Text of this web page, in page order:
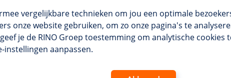
vergelijkbare technieken om jou een optimale
onze website gebruiken, om zo onze pagina's te
je de RINO Groep toestemming om analytische cookies
instellingen aanpassen.
BIG-opleidingen
Maatwerk en incompany
Praktijkinstellingen
Erkenning aanvragen
Contact
Algemene